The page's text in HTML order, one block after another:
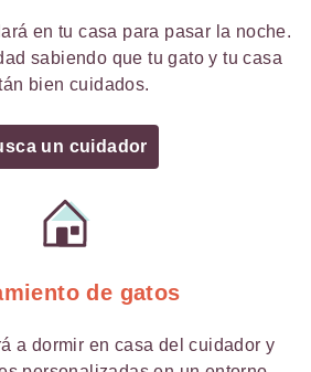
en tu casa para pasar la noche.
sabiendo que tu gato y tu casa
bien cuidados.
un cuidador
de gatos
a dormir en casa del cuidador y